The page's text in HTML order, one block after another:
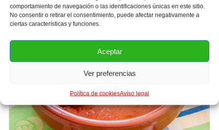
comportamiento de navegación o las identificaciones únicas en este sitio.
No consentir o retirar el consentimiento, puede afectar negativamente a
ciertas características y funciones.
Aceptar
Ver preferencias
Política de cookiesAviso legal